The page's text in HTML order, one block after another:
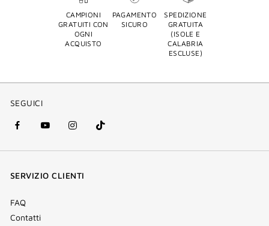
CAMPIONI
GRATUITI CON
OGNI
ACQUISTO
PAGAMENTO
SICURO
SPEDIZIONE
GRATUITA
(ISOLE E
CALABRIA
ESCLUSE)
SEGUICI
facebook
(nuova
youtube
(nuova
instagram
(nuova
Tik
Tok
SERVIZIO CLIENTI
FAQ
Contatti